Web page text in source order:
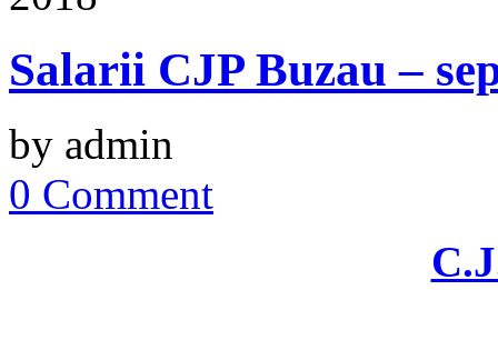
Salarii CJP Buzau –
by admin
0 Comment